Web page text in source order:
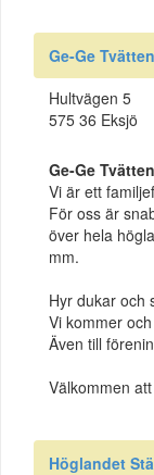
Ge-Ge
Hultvägen 5
575 36 Eksjö
Ge-Ge
Vi är ett
För oss är
över hela
mm.
Hyr dukar och
Vi kommer
Även till
Välkommen
Höglandet